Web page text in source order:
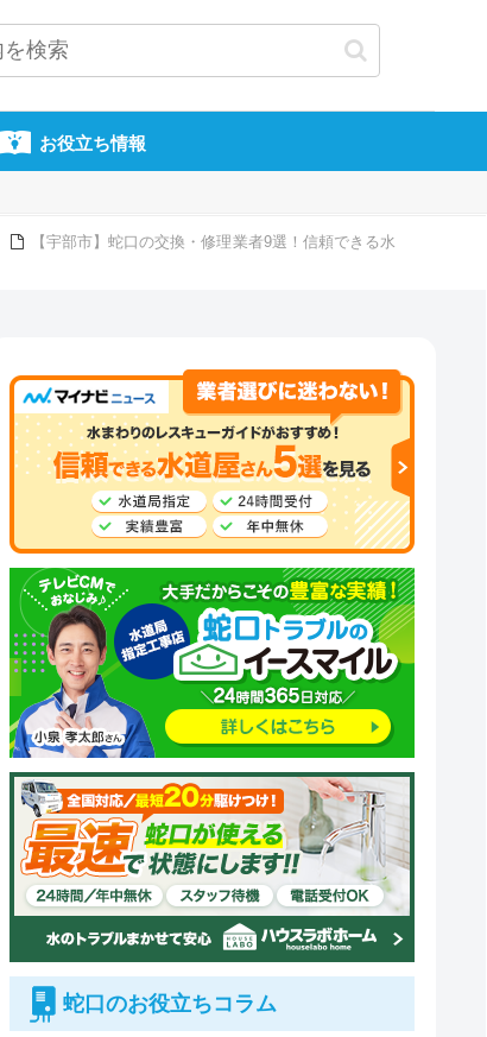
お役立ち情報
【宇部市】蛇口の交換・修理業者9選！信頼できる水
蛇口のお役立ちコラム